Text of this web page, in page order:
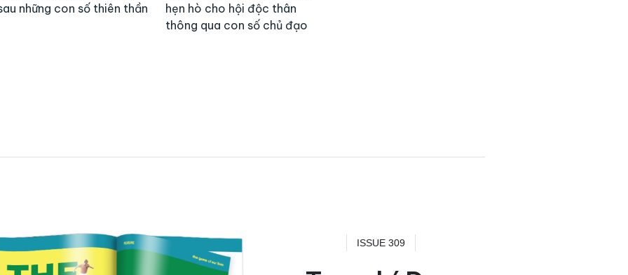
những con số thiên thần
hẹn hò cho hội độc thân
thông qua con số chủ đạo
ISSUE 309